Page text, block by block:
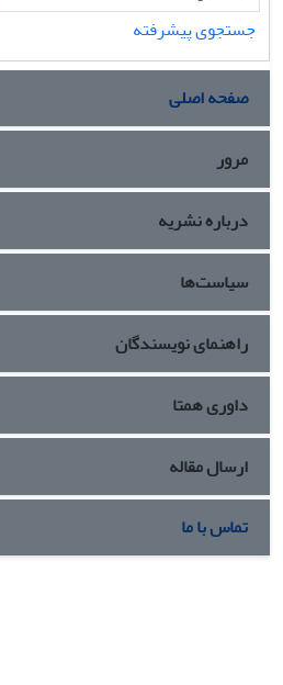
جستجوی پیشرفته
صفحه اصلی
مرور
درباره نشریه
سیاست‌ها
راهنمای نویسندگان
داوری همتا
ارسال مقاله
تماس با ما